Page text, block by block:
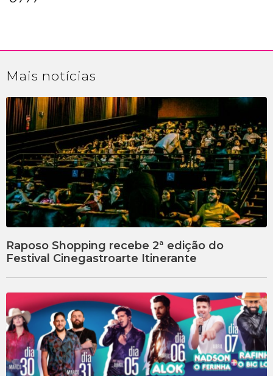
Mais notícias
Raposo Shopping recebe 2ª edição do
Festival Cinegastroarte Itinerante